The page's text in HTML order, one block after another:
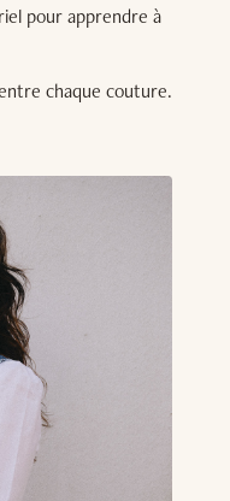
pour apprendre à
chaque couture.